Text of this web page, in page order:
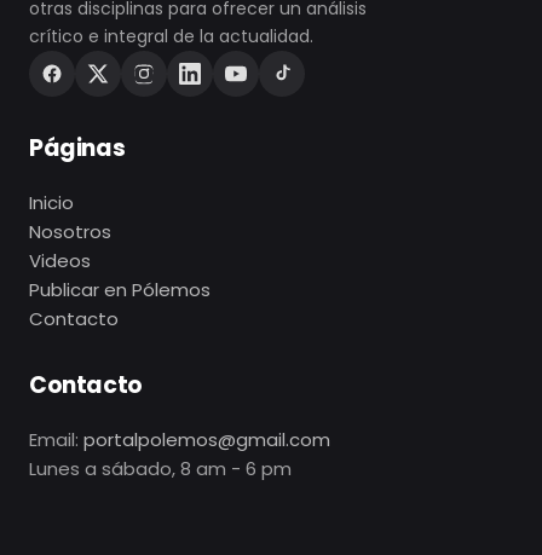
otras disciplinas para ofrecer un análisis
crítico e integral de la actualidad.
Páginas
Inicio
Nosotros
Videos
Publicar en Pólemos
Contacto
Contacto
Email: portalpolemos@gmail.com
Lunes a sábado, 8 am - 6 pm